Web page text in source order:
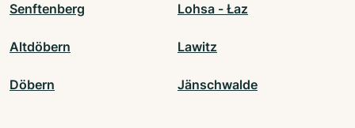
Senftenberg Lohsa - Łaz
Altdöbern Lawitz
Döbern Jänschwalde